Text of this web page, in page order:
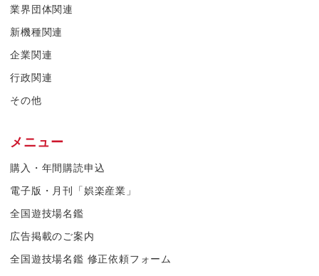
業界団体関連
新機種関連
企業関連
行政関連
その他
メニュー
購入・年間購読申込
電子版・月刊「娯楽産業」
全国遊技場名鑑
広告掲載のご案内
全国遊技場名鑑 修正依頼フォーム